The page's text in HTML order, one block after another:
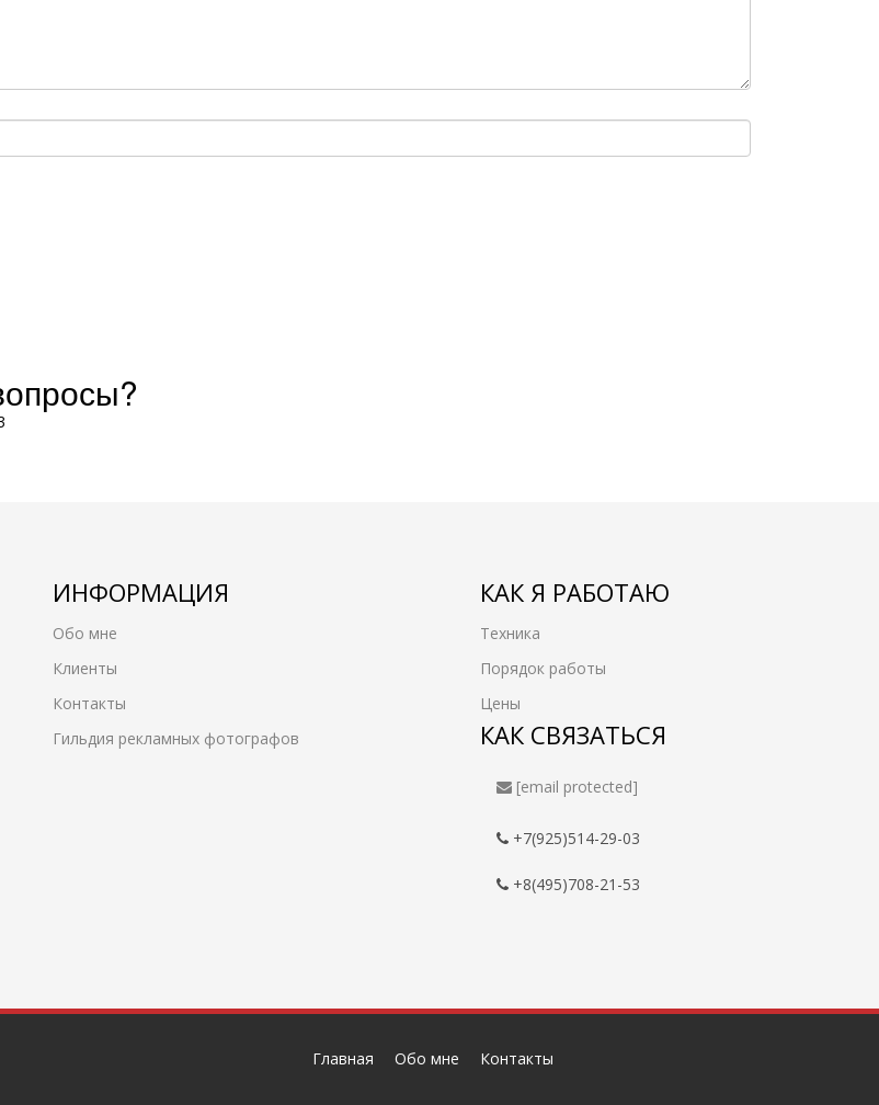
ИНФОРМАЦИЯ
Обо мне
Клиенты
Контакты
Гильдия рекламных фотографов
КАК Я РАБОТАЮ
Техника
Порядок работы
Цены
КАК СВЯЗАТЬСЯ
[email protected]
+7(925)514-29-03
+8(495)708-21-53
Главная Обо мне Контакты